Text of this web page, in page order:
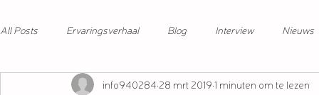
All Posts Ervaringsverhaal Blog Interview Nieuws
info940284 28 mrt 2019 1 minuten om te lezen